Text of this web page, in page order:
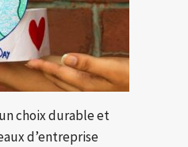
choix durable et
d’entreprise